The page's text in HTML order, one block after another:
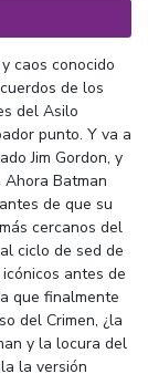
caos conocido
de los
del Asilo
punto. Y va a
Jim Gordon, y
Batman
de que su
cercanos del
ciclo de sed de
antes de
que finalmente
del Crimen, ¿la
y la locura del
la versión